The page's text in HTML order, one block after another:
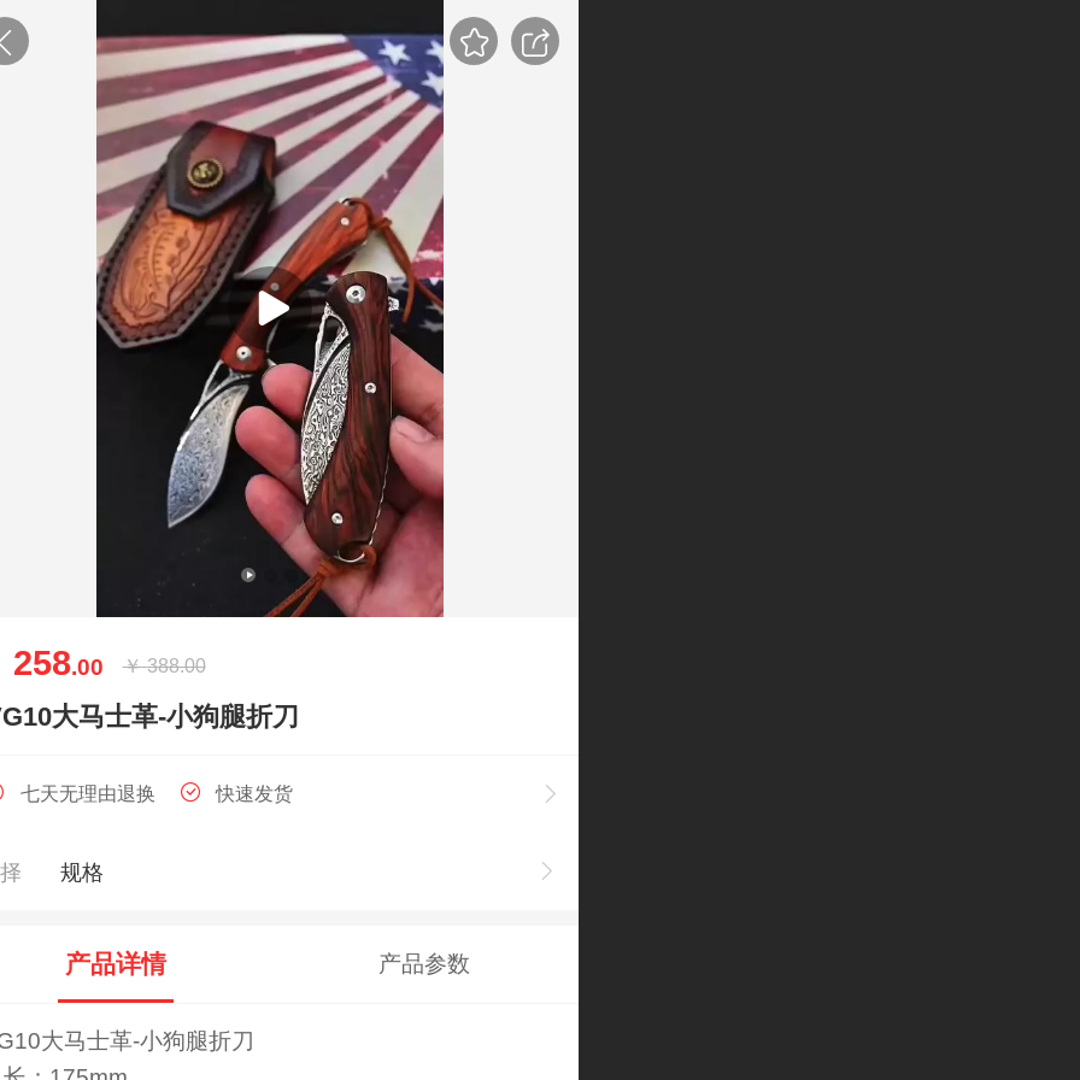
258.00 ￥ 388.00
大马士革-小狗腿折刀
七天无理由退换 快速发货
规格
产品详情 产品参数
大马士革-小狗腿折刀